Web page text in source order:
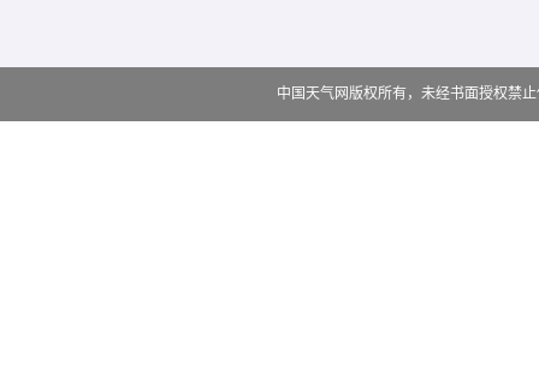
中国天气网版权所有，未经书面授权